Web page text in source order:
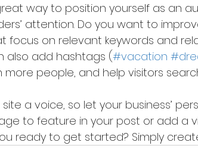
way to position yourself as an
attention. Do you want to
focus on relevant keywords and
also add hashtags (#vacation
people, and help visitors
a voice, so let your business’
to feature in your post or add a
ready to get started? Simply